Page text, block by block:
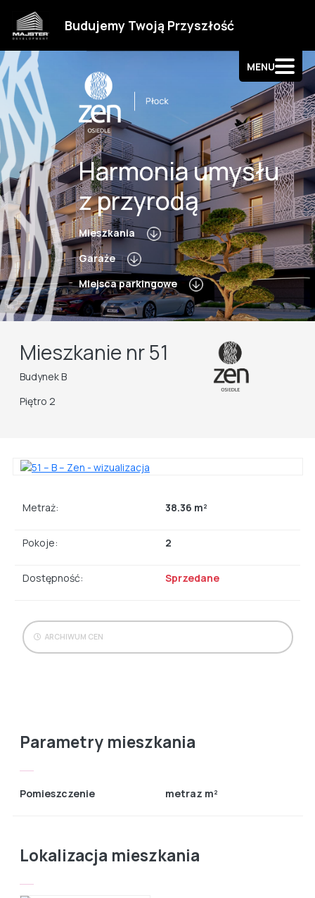
Budujemy Twoją Przyszłość
MENU
Kontakt
Harmonia umysłu
z przyrodą
Mieszkania
Garaże
Miejsca parkingowe
Mieszkanie nr 51
Budynek B
Piętro 2
Metraż: 38.36 m²
Pokoje: 2
Dostępność: Sprzedane
ARCHIWUM CEN
Parametry mieszkania
Pomieszczenie metraz m²
Lokalizacja mieszkania